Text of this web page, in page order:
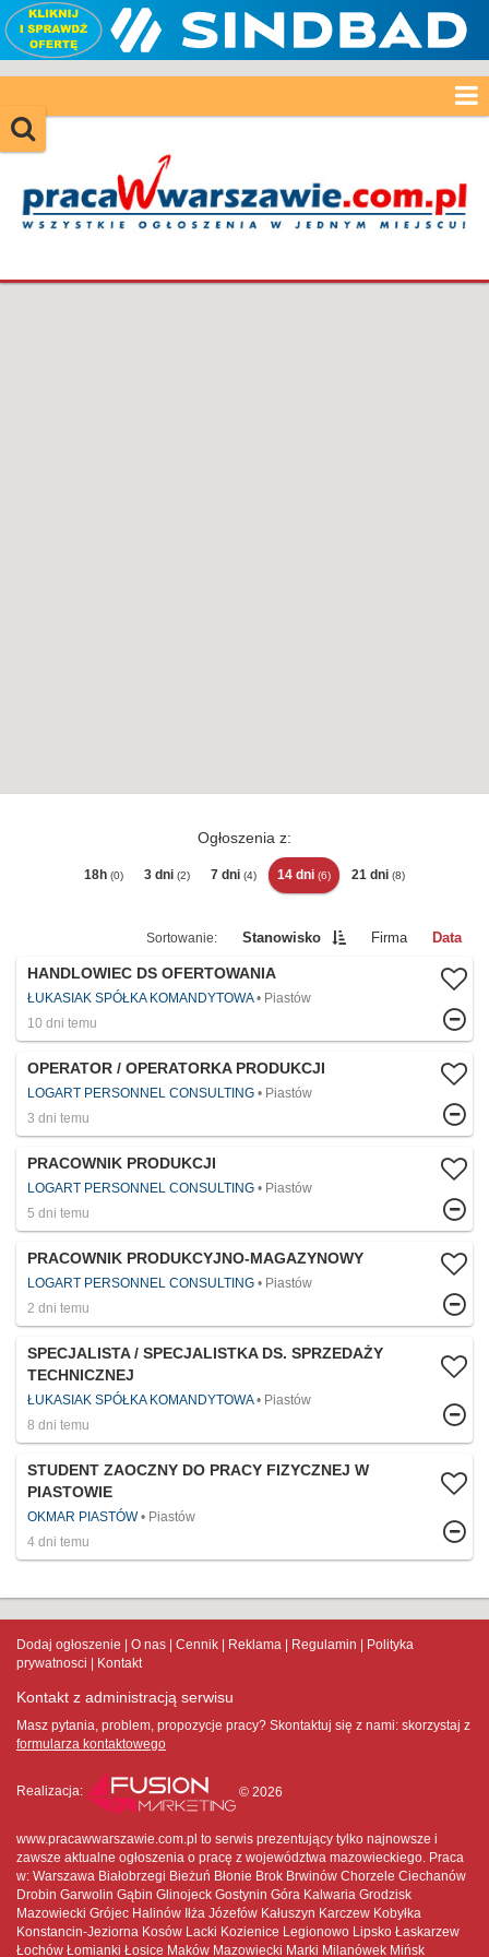
Ogłoszenia z:
18h (0) 3 dni (2) 7 dni (4) 14 dni (6) 21 dni (8)
Stanowisko Firma Data
HANDLOWIEC DS OFERTOWANIA
ŁUKASIAK SPÓŁKA KOMANDYTOWA
Piastów
10 dni temu
OPERATOR / OPERATORKA PRODUKCJI
LOGART PERSONNEL CONSULTING
Piastów
3 dni temu
PRACOWNIK PRODUKCJI
LOGART PERSONNEL CONSULTING
Piastów
5 dni temu
PRACOWNIK PRODUKCYJNO-MAGAZYNOWY
LOGART PERSONNEL CONSULTING
Piastów
2 dni temu
SPECJALISTA / SPECJALISTKA DS. SPRZEDAŻY
TECHNICZNEJ
ŁUKASIAK SPÓŁKA KOMANDYTOWA
Piastów
8 dni temu
STUDENT ZAOCZNY DO PRACY FIZYCZNEJ W
PIASTOWIE
OKMAR PIASTÓW
Piastów
4 dni temu
Dodaj ogłoszenie O nas Cennik Reklama Regulamin
Polityka
prywatnosci
Kontakt
Kontakt z administracją serwisu
Masz pytania, problem, propozycje pracy? Skontaktuj się z nami: skorzystaj z
formularza kontaktowego
Realizacja: © 2026
www.pracawwarszawie.com.pl to serwis prezentujący tylko najnowsze i
zawsze aktualne ogłoszenia o pracę z województwa mazowieckiego. Praca
w: Warszawa Białobrzegi Bieżuń Błonie Brok Brwinów Chorzele Ciechanów
Drobin Garwolin Gąbin Glinojeck Gostynin Góra Kalwaria Grodzisk
Mazowiecki Grójec Halinów Iłża Józefów Kałuszyn Karczew Kobyłka
Konstancin-Jeziorna Kosów Lacki Kozienice Legionowo Lipsko Łaskarzew
Łochów Łomianki Łosice Maków Mazowiecki Marki Milanówek Mińsk